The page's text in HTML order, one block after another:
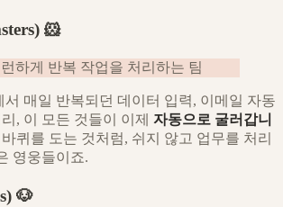
🐹
하게 반복 작업을 처리하는 팀
서 매일 반복되던 데이터 입력, 이메일 자동
, 이 모든 것들이 이제 자동으로 굴러갑니
퀴를 도는 것처럼, 쉬지 않고 업무를 처리
영웅들이죠.
🐶